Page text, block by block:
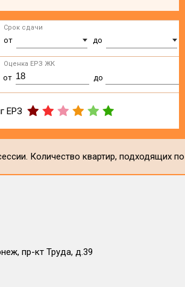
Срок сдачи
от до
Оценка ЕРЗ ЖК
от до
ЕРЗ
Количество квартир, подходящих
пр-кт Труда, д.39